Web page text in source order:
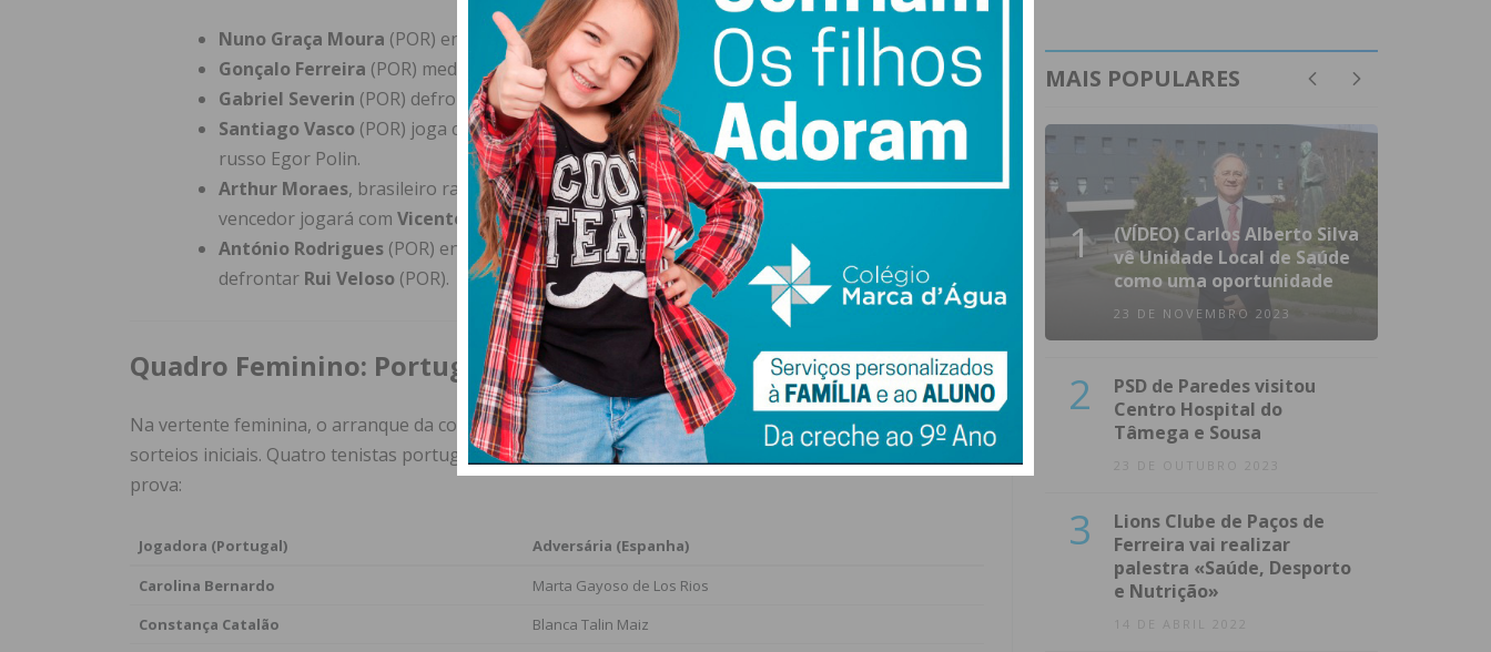
Nuno Graça Moura (POR) enfrenta Eduardo Sanchez Astor (ESP).
Gonçalo Ferreira (POR) mede forças com Olaf Zielinski (LUX).
Gabriel Severin (POR) defronta o francês Augustin Warter.
Santiago Vasco (POR) joga contra Pedro Anton Ruibal (ESP), com o vencedor a enfrentar o
russo Egor Polin.
Arthur Moraes, brasileiro radicado em Portugal, defronta Trino Dura Fernandez (ESP). O
vencedor jogará com Vicente Pessoa Ribeiro(POR).
António Rodrigues (POR) enfrenta Ivan Sokiran (RUS), lutando por uma vaga para
defrontar Rui Veloso (POR).
Quadro Feminino: Portugal vs. Espanha em destaque
Na vertente feminina, o arranque da competição é marcado por um domínio ibérico absoluto nos
sorteios iniciais. Quatro tenistas portuguesas entram em campo para garantir a continuidade na
prova:
Jogadora (Portugal)
Adversária (Espanha)
Carolina Bernardo
Marta Gayoso de Los Rios
Constança Catalão
Blanca Talin Maiz
MAIS POPULARES
1
(VÍDEO) Carlos Alberto Silva
vê Unidade Local de Saúde
como uma oportunidade
23 DE NOVEMBRO 2023
2
PSD de Paredes visitou
Centro Hospital do
Tâmega e Sousa
23 DE OUTUBRO 2023
3
Lions Clube de Paços de
Ferreira vai realizar
palestra «Saúde, Desporto
e Nutrição»
14 DE ABRIL 2022